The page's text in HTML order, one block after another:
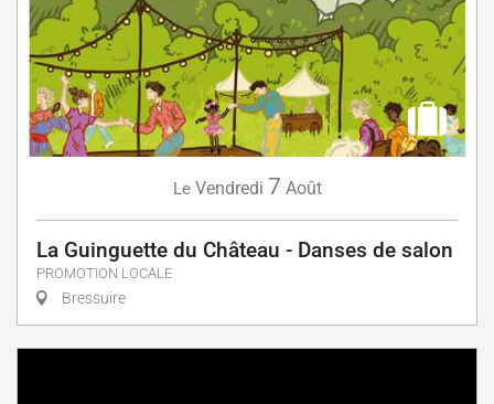
Le Vendredi 7 Août
La Guinguette du Château - Danses de salon
PROMOTION LOCALE
Bressuire